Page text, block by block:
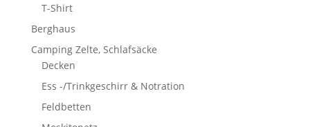
T-Shirt
Berghaus
Camping Zelte, Schlafsäcke
Decken
Ess -/Trinkgeschirr & Notration
Feldbetten